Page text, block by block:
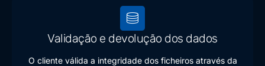
Validação e devolução dos dados
O cliente válida a integridade dos ficheiros através da